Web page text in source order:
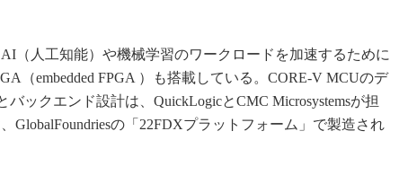
（人工知能）や機械学習のワークロードを加速するために
（embedded FPGA ）も搭載している。CORE-V MCUのデ
ックエンド設計は、QuickLogicとCMC Microsystemsが担
GlobalFoundriesの「22FDXプラットフォーム」で製造され